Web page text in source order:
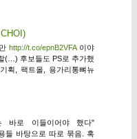
만http://t.co/epnB2VFA이야
(…) 후보들도 PS로 추가했
획, 팩트올, 용가리통뼈뉴
바로 이들이어야 했다"
들 바탕으로 따로 묶음. 혹